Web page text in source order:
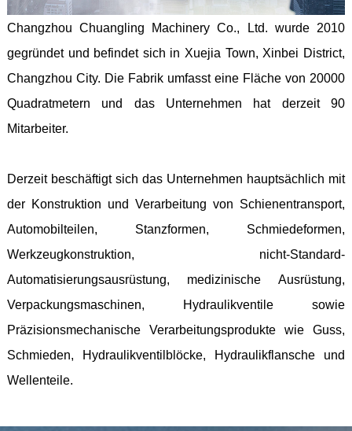
Changzhou Chuangling Machinery Co., Ltd. wurde 2010
gegründet und befindet sich in Xuejia Town, Xinbei District,
Changzhou City. Die Fabrik umfasst eine Fläche von 20000
Quadratmetern und das Unternehmen hat derzeit 90
Mitarbeiter.
Derzeit beschäftigt sich das Unternehmen hauptsächlich mit
der Konstruktion und Verarbeitung von Schienentransport,
Automobilteilen, Stanzformen, Schmiedeformen,
Werkzeugkonstruktion, nicht-Standard-
Automatisierungsausrüstung, medizinische Ausrüstung,
Verpackungsmaschinen, Hydraulikventile sowie
Präzisionsmechanische Verarbeitungsprodukte wie Guss,
Schmieden, Hydraulikventilblöcke, Hydraulikflansche und
Wellenteile.